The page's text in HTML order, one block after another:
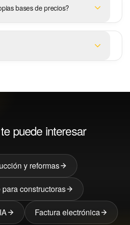
bases de precios?
puede interesar
y reformas
constructoras
Factura electrónica